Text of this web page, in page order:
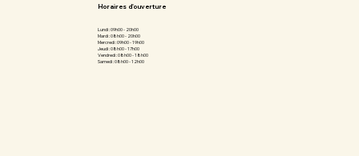
Horaires d'ouverture
Lundi : 09h00 - 20h00
Mardi : 08h00 - 20h00
Mercredi : 09h00 - 19h00
Jeudi : 08h00 - 17h00
Vendredi : 08h00 - 18h00
Samedi : 08h00 - 12h00